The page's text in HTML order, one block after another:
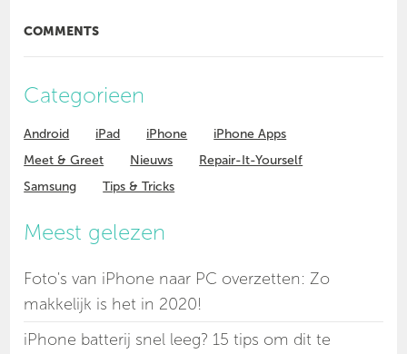
COMMENTS
Categorieen
Android iPad iPhone
iPhone Apps
Meet & Greet
Nieuws
Repair-It-Yourself
Samsung
Tips & Tricks
Meest gelezen
Foto's van iPhone naar PC overzetten: Zo
makkelijk is het in 2020!
iPhone batterij snel leeg? 15 tips om dit te